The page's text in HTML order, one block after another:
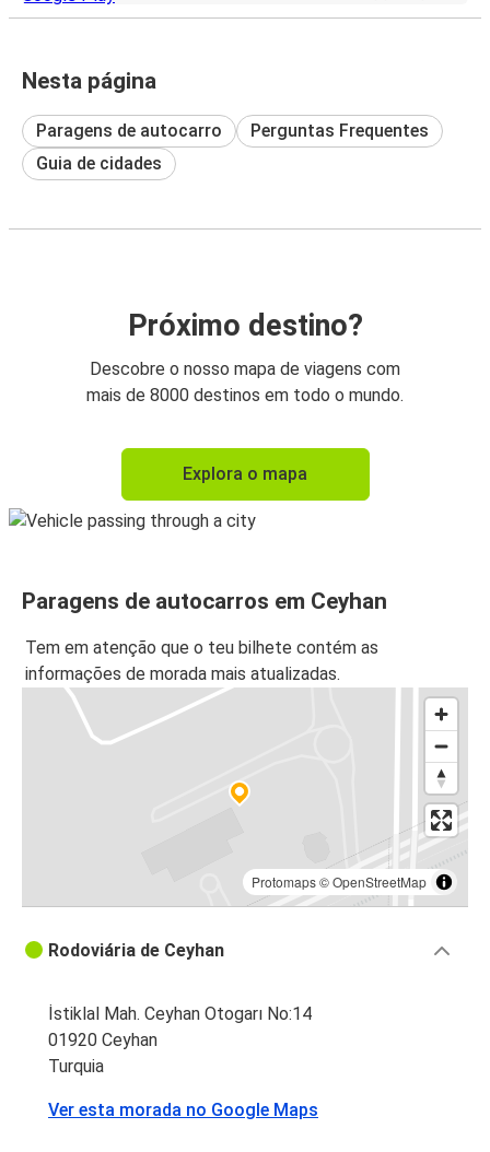
Nesta página
Paragens de autocarro
Perguntas Frequentes
Guia de cidades
Próximo destino?
Descobre o nosso mapa de viagens com
mais de 8000 destinos em todo o mundo.
Explora o mapa
Paragens de autocarros em Ceyhan
Tem em atenção que o teu bilhete contém as
informações de morada mais atualizadas.
Protomaps©OpenStreetMap
Rodoviária de Ceyhan
İstiklal Mah. Ceyhan Otogarı No:14
01920 Ceyhan
Turquia
Ver esta morada no Google Maps